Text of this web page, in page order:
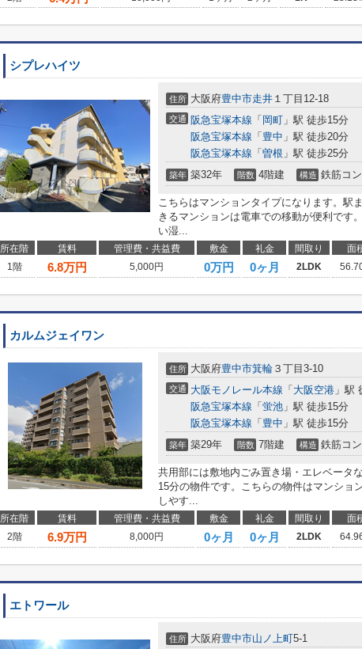
シプレハイツ
住所 大阪府豊中市走井 １丁目12-18
交通 阪急宝塚本線 「 岡町 」駅 徒歩15分
阪急宝塚本線 「 豊中 」駅 徒歩20分
阪急宝塚本線 「 曽根 」駅 徒歩25分
築年 築32年 階数 4階建 構造 鉄筋コ
こちらはマンションタイプになります。駅
きるマンションは電車での移動が便利です
い湿...
所在階 賃料 管理費・共益費 敷金 礼金 間取り 面
1階
6.8万円 5,000円 0万円 0ヶ月 2LDK
カルムジェイワン
住所 大阪府豊中市箕輪 ３丁目3-10
交通 大阪モノレール本線 「 大阪空港 」駅
阪急宝塚本線 「 蛍池 」駅 徒歩15分
阪急宝塚本線 「 豊中 」駅 徒歩15分
築年 築29年 階数 7階建 構造 鉄筋コ
共用部には敷地内ごみ置き場・エレベータ
15分の物件です。こちらの物件はマンショ
しやす...
所在階 賃料 管理費・共益費 敷金 礼金 間取り 面
2階
6.9万円 8,000円 0ヶ月 0ヶ月 2LDK
エトワール
住所 大阪府豊中市山ノ上町5-1